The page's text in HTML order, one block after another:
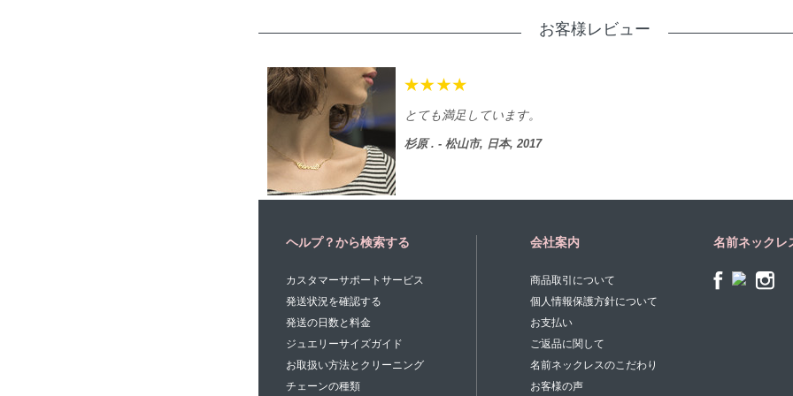
お客様レビュー
とても満足しています。
杉原 . - 松山市, 日本, 2017
ヘルプ？から検索する
カスタマーサポートサービス
発送状況を確認する
発送の日数と料金
ジュエリーサイズガイド
お取扱い方法とクリーニング
チェーンの種類
会社案内
商品取引について
個人情報保護方針について
お支払い
ご返品に関して
名前ネックレスのこだわり
お客様の声
名前ネックレ